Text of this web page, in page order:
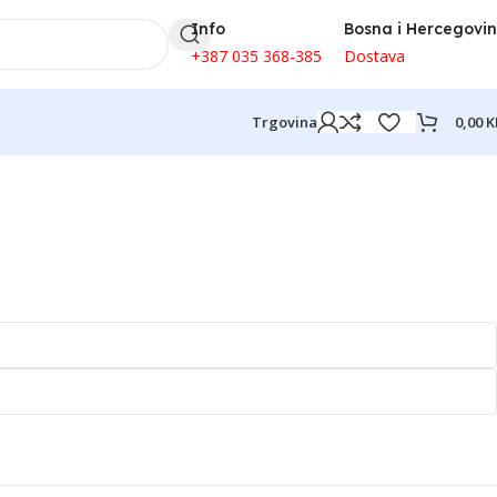
Info
+387 035 368-385
Bosna i
Dostava
Trgovina 0,00